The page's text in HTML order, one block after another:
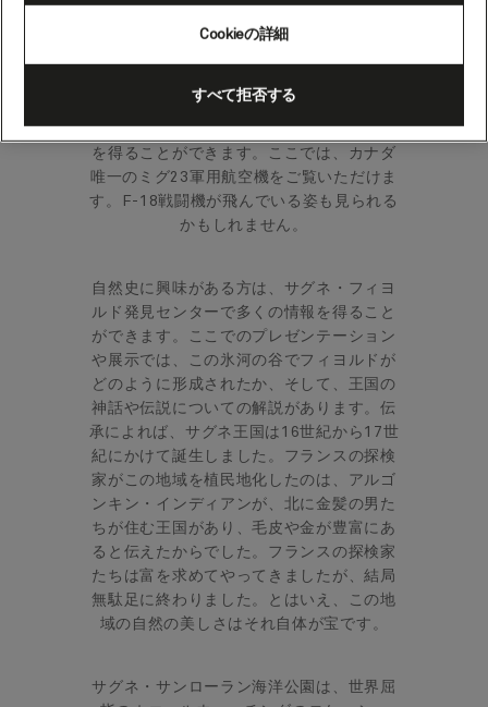
ましょう。ラ・ピュルプリー・デ・シクー
ティミでは、有名な画家アーサー・ヴィル
物館では、カナダ空軍の歴史を物語る二か
国語での解説パネルがあり、軍事的な知識
を得ることができます。ここでは、カナダ
唯一のミグ23軍用航空機をご覧いただけま
す。F-18戦闘機が飛んでいる姿も見られる
かもしれません。
自然史に興味がある方は、サグネ・フィヨ
ルド発見センターで多くの情報を得ること
ができます。ここでのプレゼンテーション
や展示では、この氷河の谷でフィヨルドが
どのように形成されたか、そして、王国の
神話や伝説についての解説があります。伝
承によれば、サグネ王国は16世紀から17世
紀にかけて誕生しました。フランスの探検
家がこの地域を植民地化したのは、アルゴ
ンキン・インディアンが、北に金髪の男た
ちが住む王国があり、毛皮や金が豊富にあ
ると伝えたからでした。フランスの探検家
たちは富を求めてやってきましたが、結局
無駄足に終わりました。とはいえ、この地
域の自然の美しさはそれ自体が宝です。
サグネ・サンローラン海洋公園は、世界屈
Cookieの詳細
すべて拒否する